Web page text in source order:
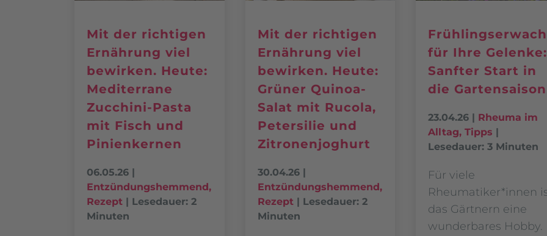
Mit der richtigen
Ernährung viel
bewirken. Heute:
Mediterrane
Zucchini-Pasta
mit Fisch und
Pinienkernen
06.05.26
Entzündungshemmend,
Rezept
Lesedauer: 2
Minuten
Mit der richtigen
Ernährung viel
bewirken. Heute:
Grüner Quinoa-
Salat mit Rucola,
Petersilie und
Zitronenjoghurt
30.04.26|
Entzündungshemmend,
Rezept| Lesedauer: 2
Minuten
für Ihre Gelenke:
Sanfter Start in
die Gartensaison
23.04.26
Rheuma im
Alltag,Tipps
Lesedauer: 3 Minuten
Für viele
Rheumatiker*innen
das Gärtnern eine
wunderbares Hobby.